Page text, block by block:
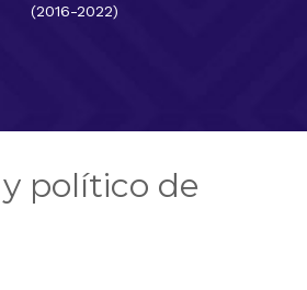
(2016-2022)
político de